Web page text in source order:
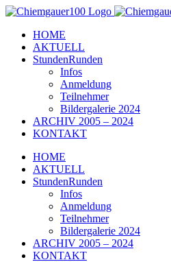
Zum
springenHOME
AKTUELL
StundenRunden
Infos
Anmeldung
Teilnehmer
Bildergalerie 2024
ARCHIV 2005 – 2024
KONTAKT
HOME
AKTUELL
StundenRunden
Infos
Anmeldung
Teilnehmer
Bildergalerie 2024
ARCHIV 2005 – 2024
KONTAKT